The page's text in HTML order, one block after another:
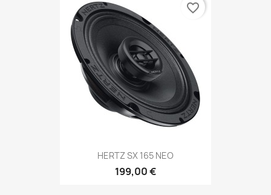
HERTZ SX 165 NEO
199,00 €
favorite_border